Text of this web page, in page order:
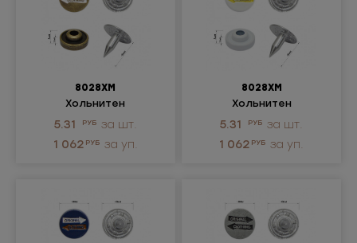
8028ХМ
Хольнитен
металлический
5.31 РУБ за шт.
1 062 РУБ за уп.
8028ХМ
Хольнитен
металлический
5.31 РУБ за шт.
1 062 РУБ за уп.